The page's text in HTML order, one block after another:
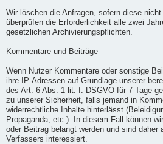
Wir löschen die Anfragen, sofern diese
überprüfen die Erforderlichkeit alle zwei
gesetzlichen Archivierungspflichten.
Kommentare und Beiträge
Wenn Nutzer Kommentare oder sonstige
ihre IP-Adressen auf Grundlage unserer
des Art. 6 Abs. 1 lit. f. DSGVO für 7 Tage
zu unserer Sicherheit, falls jemand in
widerrechtliche Inhalte hinterlässt
Propaganda, etc.). In diesem Fall können
oder Beitrag belangt werden und sind daher
Verfassers interessiert.